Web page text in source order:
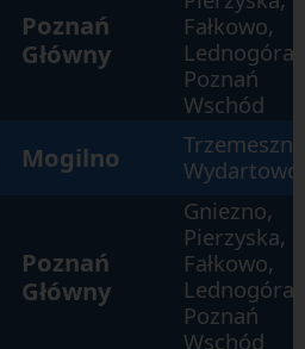
Poznań
Główny
Fałkowo,
Lednogóra,
Poznań
Wschód
Mogilno
Wydartowo
Poznań
Główny
Gniezno,
Pierzyska,
Fałkowo,
Lednogóra,
Poznań
Wschód